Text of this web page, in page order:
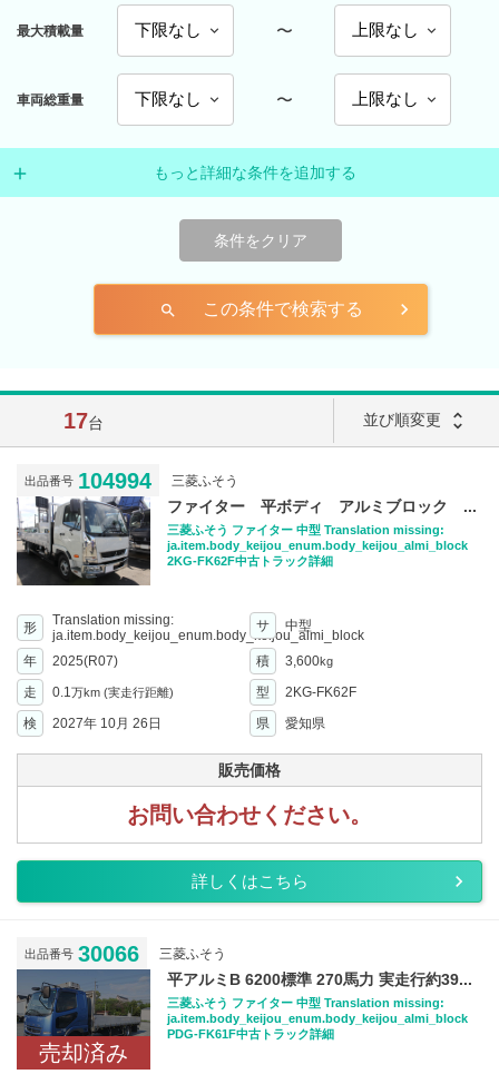
最大積載量 〜
車両総重量 〜
もっと詳細な条件を追加する
条件をクリア
search この条件で検索する
17台 並び順変更 unfold_more
出品番号 104994 三菱ふそう
ファイター 平ボディ アルミブロック ...
三菱ふそう ファイター 中型 Translation missing:
ja.item.body_keijou_enum.body_keijou_almi_block
2KG-FK62F中古トラック詳細
形
Translation missing:
ja.item.body_keijou_enum.body_keijou_almi_block
サ 中型
年 2025(R07) 積 3,600kg
走 0.1万km (実走行距離) 型
2KG-FK62F
検
2027年 10月 26日 県 愛知県
販売価格
お問い合わせください。
詳しくはこちら
出品番号 30066 三菱ふそう
売却済み
平アルミB 6200標準 270馬力 実走行約39...
三菱ふそう ファイター 中型 Translation missing:
ja.item.body_keijou_enum.body_keijou_almi_block
PDG-FK61F中古トラック詳細